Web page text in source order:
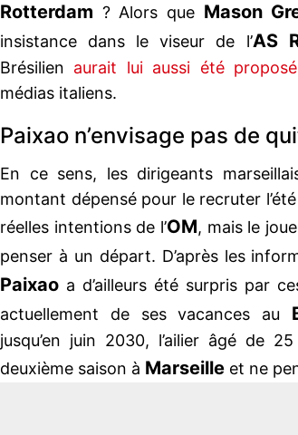
Rotterdam ? Alors que Mason
insistance dans le viseur de l’AS
Brésilien aurait lui aussi été
médias italiens.
Paixao n’envisage pas de
En ce sens, les dirigeants
montant dépensé pour le recruter
réelles intentions de l’OM, mais le
penser à un départ. D’après les
Paixao a d’ailleurs été surpris par
actuellement de ses vacances au
jusqu’en juin 2030, l’ailier âgé de
deuxième saison à Marseille et ne